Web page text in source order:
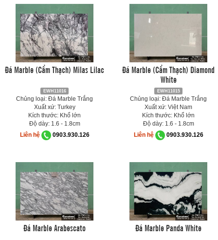
Đá Marble (Cẩm Thạch) Milas Lilac
EWH11016
Chủng loại: Đá Marble Trắng
Xuất xứ: Turkey
Kích thước: Khổ lớn
Độ dày: 1.6 - 1.8cm
Liên hệ
0903.930.126
Đá Marble (Cẩm Thạch) Diamond
White
EWH11015
Chủng loại: Đá Marble Trắng
Xuất xứ: Việt Nam
Kích thước: Khổ lớn
Độ dày: 1.6 - 1.8cm
Liên hệ
0903.930.126
Đá Marble Arabescato Đá Marble Panda White